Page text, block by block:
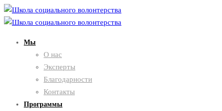
Мы
О нас
Эксперты
Благодарности
Контакты
Программы